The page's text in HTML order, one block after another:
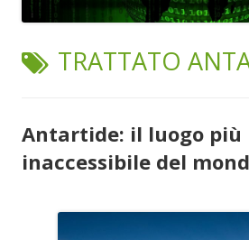
TAG:
TRATTATO
Antartide: il luogo
inaccessibile del